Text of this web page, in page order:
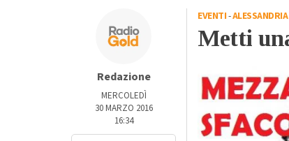
Redazione
MERCOLEDÌ
30 MARZO 2016
16:34
EVENTI-ALESSANDRIA
Metti